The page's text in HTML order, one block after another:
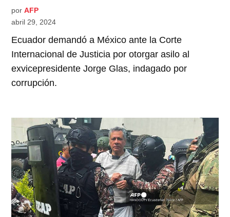
por AFP
abril 29, 2024
Ecuador demandó a México ante la Corte
Internacional de Justicia por otorgar asilo al
exvicepresidente Jorge Glas, indagado por
corrupción.